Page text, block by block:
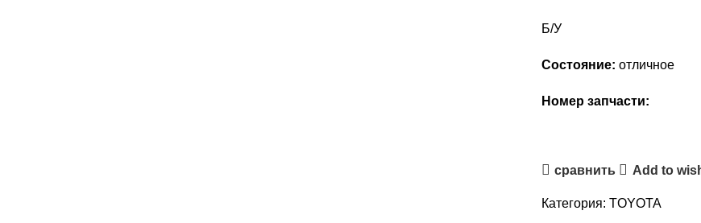
Б/У
Состояние: отличное
Номер запчасти:
сравнить Add to
Категория: TOYOTA